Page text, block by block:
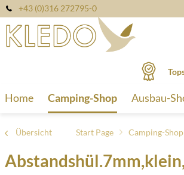
+43 (0)316 272795-0
Home Camping-Shop Ausbau-
Übersicht Start Page Camping-Shop